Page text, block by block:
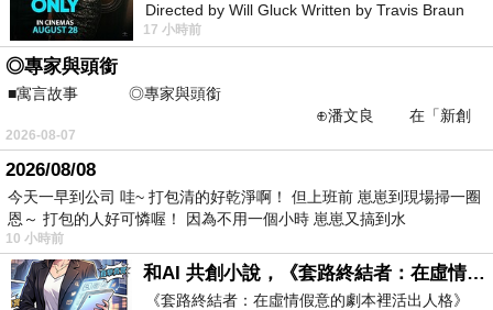
注意各項安全事宜。台南市省初書畫研究學會理
事長王東冠指出，每位老師都準備4、500組的春
聯佳句，在現場揮毫，包含居家、商業或宗教等
類型，除了「金雞獻瑞財神到?丁酉開春富貴
來」 之外，「天賜富貴財源廣?地生金玉吉慶
多」也頗受歡迎，提供各界參考。王素珠說，今
天共邀請12位名家在公所廣場聯手揮毫，活動至
下午4點，預計發送750份，數量有限，歡迎鄉親
把握機會。
Directed by Will Gluck Written by Travis Braun
Starring Monica Barbaro
17 小時前
◎專家與頭銜
■寓言故事 ◎專家與頭銜
⊕潘文良 在「新創
之谷」裡——
2026-08-07
2026/08/08
今天一早到公司 哇~ 打包清的好乾淨啊！ 但上班前 崽崽到現場掃一圈
恩～ 打包的人好可憐喔！ 因為不用一個小時 崽崽又搞到水
10 小時前
和AI 共創小說，《套路終結者：在虛情假意的劇本裡活出人格》
《套路終結者：在虛情假意的劇本裡活出人格》